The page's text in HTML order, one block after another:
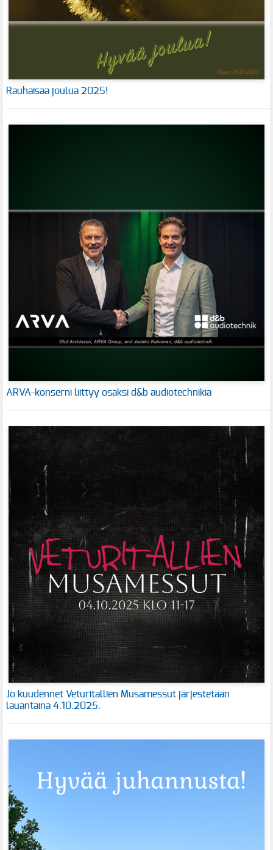
Rauhaisaa joulua 2025!
ARVA-konserni liittyy osaksi d&b audiotechnikia
Jo kuudennet Veturitallien Musamessut järjestetään
lauantaina 4.10.2025.